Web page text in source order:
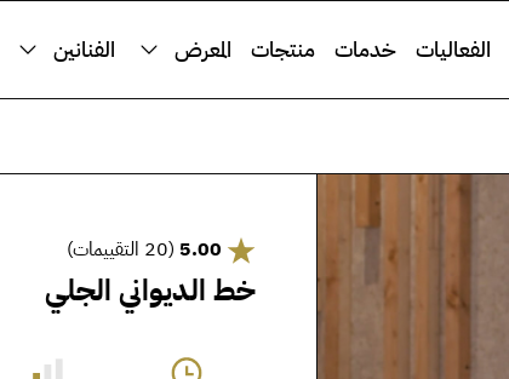
الفعاليات خدمات منتجات المعرض الفنانين
5.00 (20 التقييمات)
خط الديواني الجلي